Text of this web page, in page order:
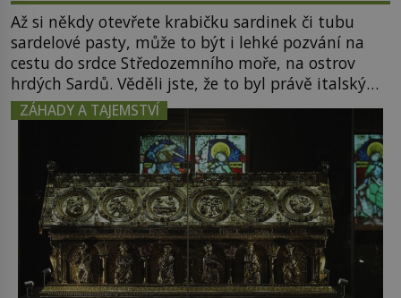
Až si někdy otevřete krabičku sardinek či tubu
sardelové pasty, může to být i lehké pozvání na
cestu do srdce Středozemního moře, na ostrov
hrdých Sardů. Věděli jste, že to byl právě italský
ostrov Sardinie, jenž těmto produktům moře
propůjčil své jméno. Co dalšího je pro Sardinii
typické a pro Středoevropana zajímavé? Na
mapách má […]
ZÁHADY A TAJEMSTVÍ